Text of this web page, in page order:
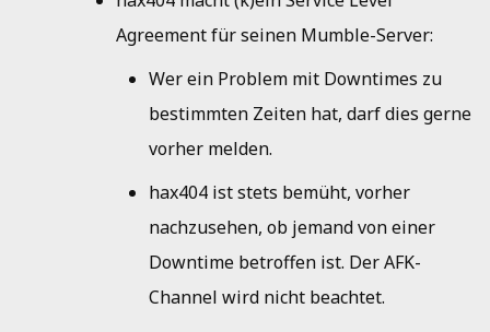
Agreement für seinen Mumble-Server:
Wer ein Problem mit Downtimes zu
bestimmten Zeiten hat, darf dies gerne
vorher melden.
hax404 ist stets bemüht, vorher
nachzusehen, ob jemand von einer
Downtime betroffen ist. Der AFK-
Channel wird nicht beachtet.